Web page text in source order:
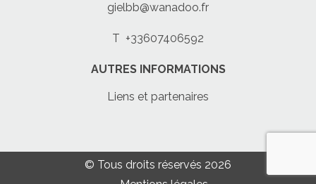
gielbb@wanadoo.fr
T +33607406592
AUTRES INFORMATIONS
Liens et partenaires
© Tous droits réservés 2026